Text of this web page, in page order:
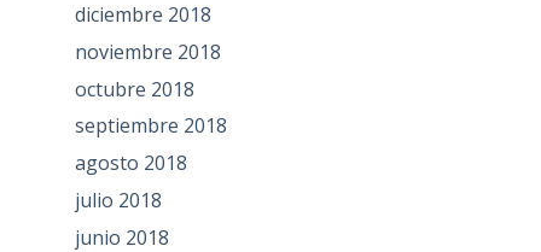
diciembre 2018
noviembre 2018
octubre 2018
septiembre 2018
agosto 2018
julio 2018
junio 2018